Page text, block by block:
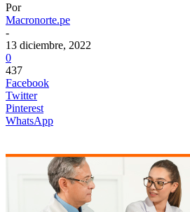
Por
Macronorte.pe
-
13 diciembre, 2022
0
437
Facebook
Twitter
Pinterest
WhatsApp